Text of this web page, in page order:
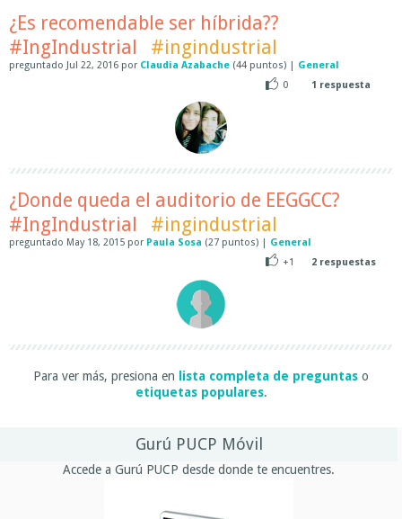
¿Es recomendable ser híbrida??
#IngIndustrial
#ingindustrial
preguntado Jul 22, 2016 por Claudia Azabache (44 puntos) | General
0
1 respuesta
¿Donde queda el auditorio de EEGGCC?
#IngIndustrial
#ingindustrial
preguntado May 18, 2015 por Paula Sosa (27 puntos) | General
+1
2 respuestas
Para ver más, presiona en lista completa de preguntas o
etiquetas populares.
Gurú PUCP Móvil
Accede a Gurú PUCP desde donde te encuentres.